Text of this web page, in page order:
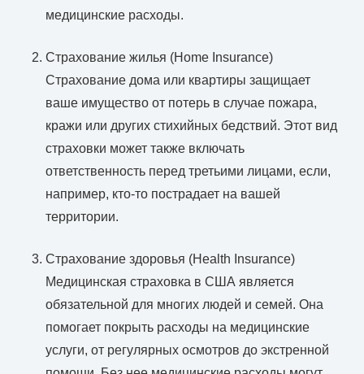
медицинские расходы.
Страхование жилья (Home Insurance)
Страхование дома или квартиры защищает
ваше имущество от потерь в случае пожара,
кражи или других стихийных бедствий. Этот вид
страховки может также включать
ответственность перед третьими лицами, если,
например, кто-то пострадает на вашей
территории.
Страхование здоровья (Health Insurance)
Медицинская страховка в США является
обязательной для многих людей и семей. Она
помогает покрыть расходы на медицинские
услуги, от регулярных осмотров до экстренной